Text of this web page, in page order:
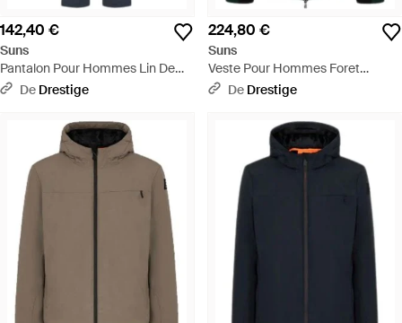
142,40 €
Suns
Pantalon Pour Hommes Lin De
Dentelle Bleu Fonce - Bleu
De Drestige
224,80 €
Suns
Veste Pour Hommes Foret
D'Aurelio Velour - Vert
De Drestige